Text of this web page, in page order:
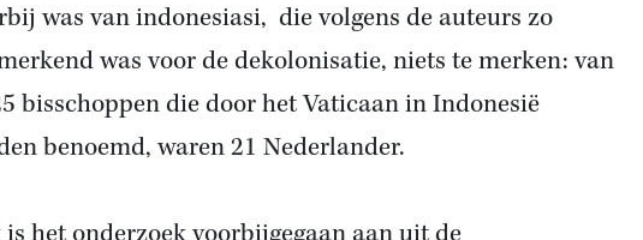
was van indonesiasi, die volgens de auteurs zo
was voor de dekolonisatie, niets te merken: van
bisschoppen die door het Vaticaan in Indonesië
benoemd, waren 21 Nederlander.